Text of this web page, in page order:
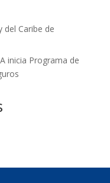
del Caribe de
inicia Programa de